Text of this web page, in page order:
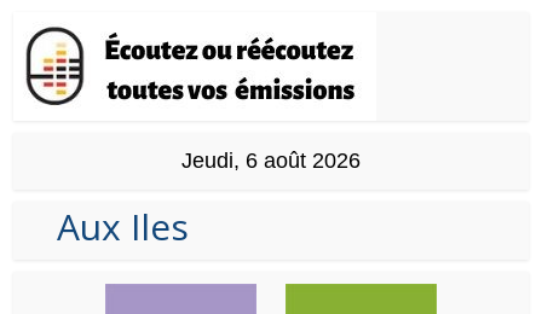
Jeudi, 6 août 2026
Aux Iles